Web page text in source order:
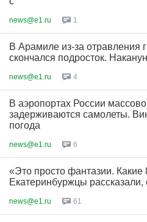
news@e1.ru 1
В Арамиле из-за отравления
скончался подросток.
news@e1.ru 4
В аэропортах России массово
задерживаются самолеты.
погода
news@e1.ru 6
«Это просто фантазии. Какие
Екатеринбуржцы рассказали,
news@e1.ru 61